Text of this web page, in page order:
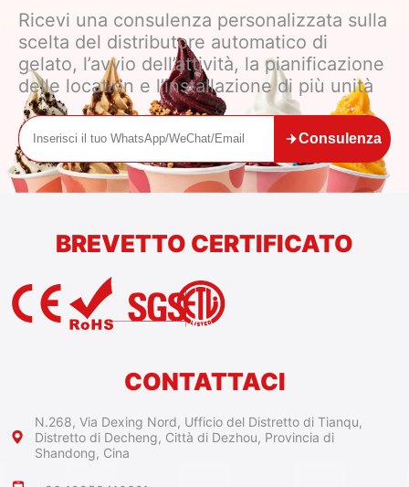
Ricevi una consulenza personalizzata sulla
scelta del distributore automatico di
gelato, l’avvio dell’attività, la pianificazione
delle location e l’installazione di più unità
Consulenza
BREVETTO CERTIFICATO
CONTATTACI
N.268, Via Dexing Nord, Ufficio del Distretto di Tianqu,
Distretto di Decheng, Città di Dezhou, Provincia di
Shandong, Cina